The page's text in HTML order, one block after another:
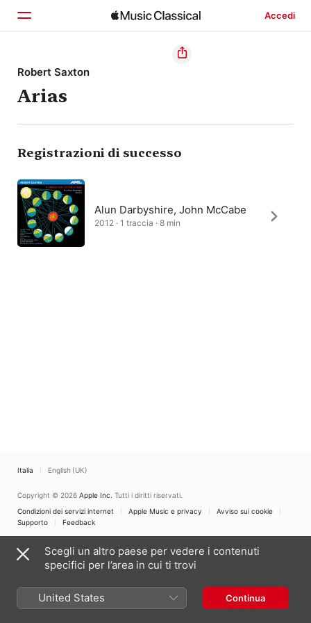
Accedi
Home
Scopri
Cerca
Robert Saxton
Arias
Registrazioni di successo
Alun Darbyshire, John McCabe
2012 · 1 traccia · 8 min
Italia English (UK)
Copyright © 2026 Apple Inc. Tutti i diritti riservati.
Condizioni dei servizi internet
Apple Music e privacy
Avviso sui cookie
Supporto
Feedback
Scegli un altro paese per vedere i contenuti
specifici per l’area in cui ti trovi
United States Continua